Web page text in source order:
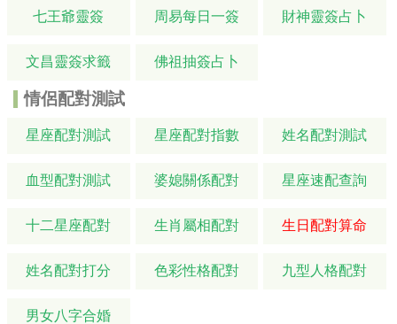
七王爺靈簽 周易每日一簽 財神靈簽占卜
文昌靈簽求籤 佛祖抽簽占卜
情侶配對測試
星座配對測試 星座配對指數 姓名配對測試
血型配對測試 婆媳關係配對 星座速配查詢
十二星座配對 生肖屬相配對 生日配對算命
姓名配對打分 色彩性格配對 九型人格配對
男女八字合婚